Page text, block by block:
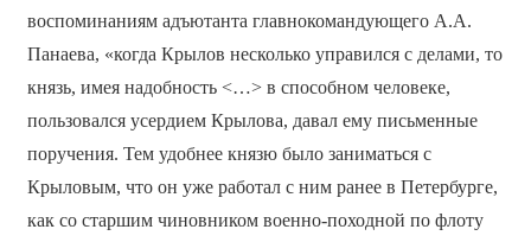
воспоминаниям адъютанта главнокомандующего А.А.
Панаева, «когда Крылов несколько управился с делами, то
князь, имея надобность <…> в способном человеке,
пользовался усердием Крылова, давал ему письменные
поручения. Тем удобнее князю было заниматься с
Крыловым, что он уже работал с ним ранее в Петербурге,
как со старшим чиновником военно-походной по флоту